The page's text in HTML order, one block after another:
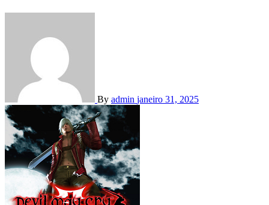
By admin janeiro 31, 2025